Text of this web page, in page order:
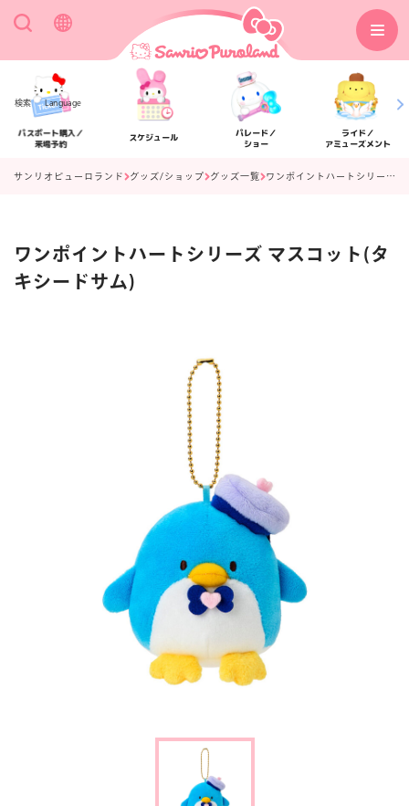
検索 Language
パスポート購入／
来場予約
スケジュール
パレード／
ショー
ライド／
アミューズメント
アクセス フロアマップ
よくあるご質問 ニュース
サンリオピューロランド グッズ/ショップ グッズ一覧 ワンポイントハートシリーズ マスコット(タキシードサム)
ワンポイントハートシリーズ マスコット(タ
キシードサム)